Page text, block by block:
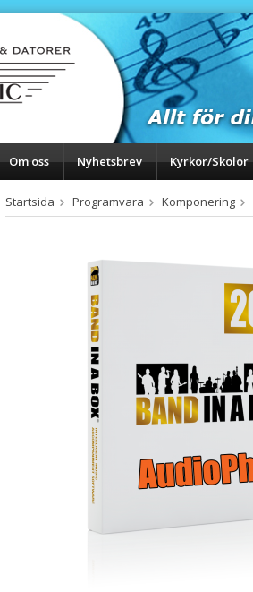
Om oss Nyhetsbrev Kyrkor/Skolor
Startsida Programvara Komponering